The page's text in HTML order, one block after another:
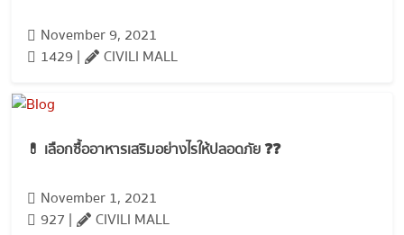
November 9, 2021
1429 |
CIVILI MALL
💊 เลือกซื้ออาหารเสริมอย่างไรให้ปลอดภัย ❓❓
November 1, 2021
927 |
CIVILI MALL